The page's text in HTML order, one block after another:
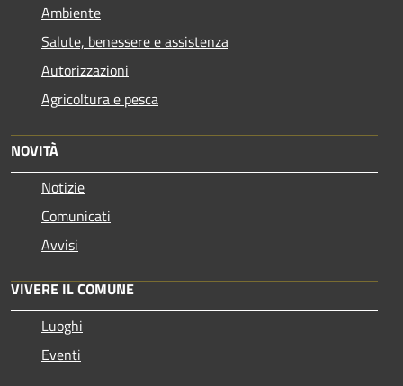
Ambiente
Salute, benessere e assistenza
Autorizzazioni
Agricoltura e pesca
NOVITÀ
Notizie
Comunicati
Avvisi
VIVERE IL COMUNE
Luoghi
Eventi